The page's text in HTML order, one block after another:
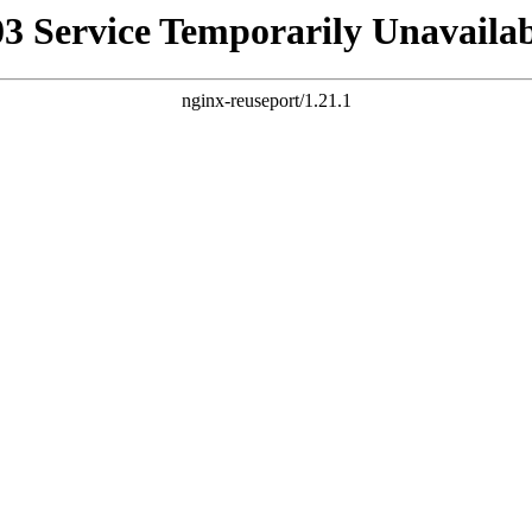
Service Temporarily
nginx-reuseport/1.21.1